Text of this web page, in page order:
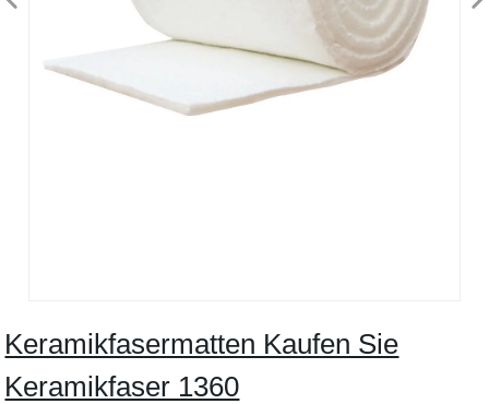
Keramikfasermatten Kaufen Sie
Keramikfaser 1360